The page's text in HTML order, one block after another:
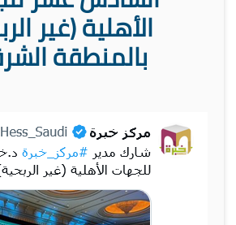
الأهلية (غير
بالمنطقة